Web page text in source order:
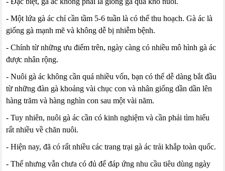
- Một lứa gà ác chỉ cần tầm 5-6 tuần là có thể thu hoạch. Gà ác là
giống gà mạnh mẽ và không dễ bị nhiễm bệnh.
- Chính từ những ưu điểm trên, ngày càng có nhiều mô hình gà ác
được nhân rộng.
- Nuôi gà ác không cần quá nhiều vốn, bạn có thể dễ dàng bắt đầu
từ những đàn gà khoảng vài chục con và nhân giống dần dần lên
hàng trăm và hàng nghìn con sau một vài năm.
- Tuy nhiên, nuôi gà ác cần có kinh nghiệm và cần phải tìm hiểu
rất nhiều về chăn nuôi.
- Hiện nay, đã có rất nhiều các trang trại gà ác trải khắp toàn quốc.
- Thế nhưng vẫn chưa có đủ để đáp ứng nhu cầu tiêu dùng ngày